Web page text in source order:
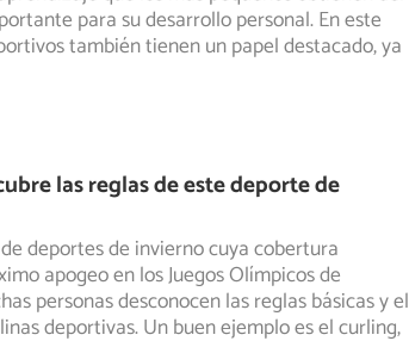
para su desarrollo personal. En este
también tienen un papel destacado, ya
las reglas de este deporte de
deportes de invierno cuya cobertura
apogeo en los Juegos Olímpicos de
personas desconocen las reglas básicas y el
deportivas. Un buen ejemplo es el curling,